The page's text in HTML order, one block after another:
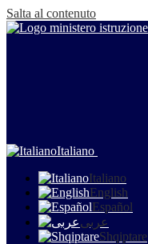
Salta al contenuto
Italiano
Italiano
English
Español
عربى
Shqiptare